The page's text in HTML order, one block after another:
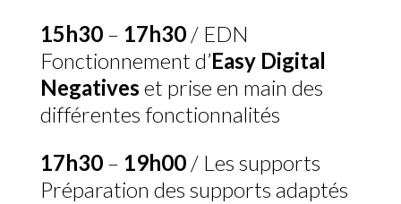
15h30– 17h30/ EDN
Fonctionnement d’Easy Digital
Negatives et prise en main des
différentes fonctionnalités
17h30– 19h00/ Les supports
Préparation des supports adaptés